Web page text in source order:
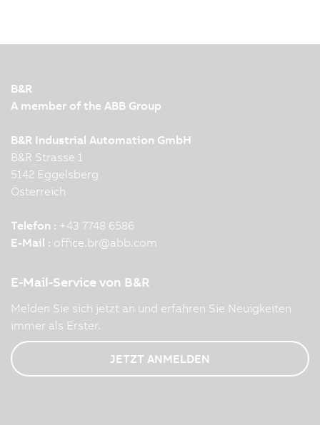
production facilities. To make this interaction
demonstrate this impressively…
B&R
A member of the ABB Group
B&R Industrial Automation GmbH
B&R Strasse 1
5142 Eggelsberg
Österreich
Telefon : +43 7748 6586
E-Mail : office.br@abb.com
E-Mail-Service von B&R
Melden Sie sich jetzt an und erfahren Sie Neuigkeiten
immer als Erster.
JETZT ANMELDEN